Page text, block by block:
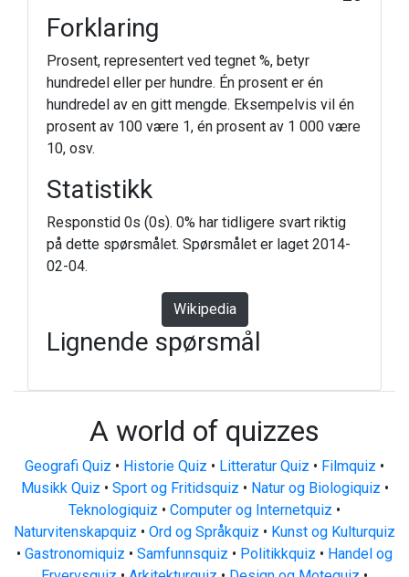
Forklaring
Prosent, representert ved tegnet %, betyr
hundredel eller per hundre. Én prosent er én
hundredel av en gitt mengde. Eksempelvis vil én
prosent av 100 være 1, én prosent av 1 000 være
10, osv.
Statistikk
Responstid 0s (0s). 0% har tidligere svart riktig
på dette spørsmålet. Spørsmålet er laget 2014-
02-04.
Wikipedia
Lignende spørsmål
A world of quizzes
Geografi Quiz • Historie Quiz • Litteratur Quiz • Filmquiz •
Musikk Quiz • Sport og Fritidsquiz • Natur og Biologiquiz •
Teknologiquiz • Computer og Internetquiz •
Naturvitenskapquiz • Ord og Språkquiz • Kunst og Kulturquiz
• Gastronomiquiz • Samfunnsquiz • Politikkquiz • Handel og